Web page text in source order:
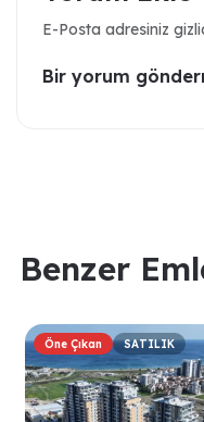
E-Posta adresiniz
Bir yorum
Benzer
Öne Çıkan SATILIK